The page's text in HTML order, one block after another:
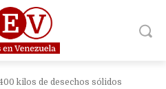
kilos de desechos sólidos